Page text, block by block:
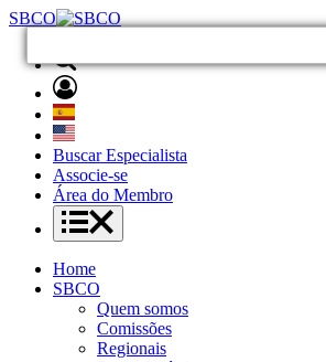
SBCO
Buscar Especialista
Associe-se
Área do Membro
Home
SBCO
Quem somos
Comissões
Regionais